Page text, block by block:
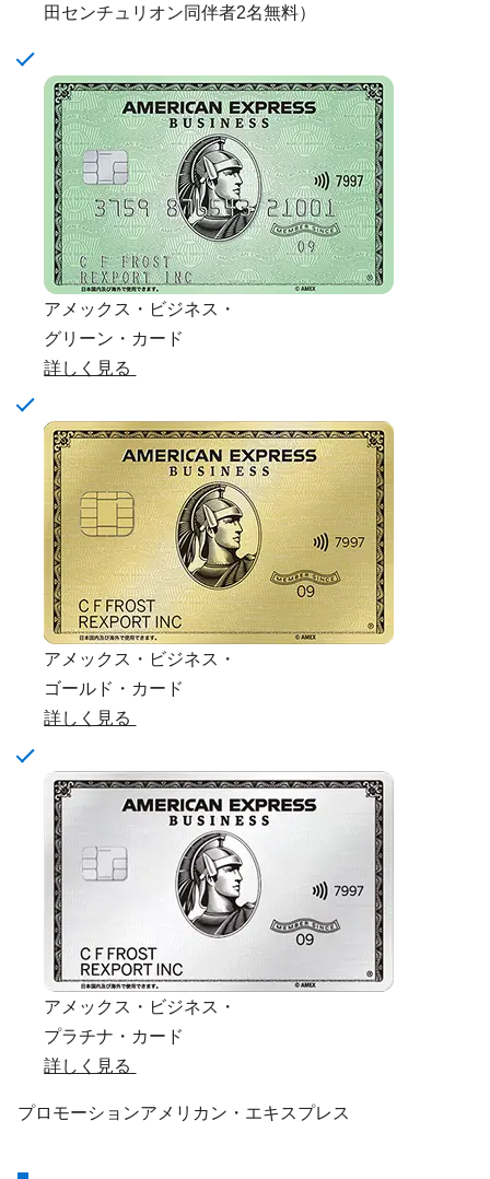
田センチュリオン同伴者2名無料）
アメックス・ビジネス・
グリーン・カード
詳しく見る
アメックス・ビジネス・
ゴールド・カード
詳しく見る
アメックス・ビジネス・
プラチナ・カード
詳しく見る
プロモーションアメリカン・エキスプレス